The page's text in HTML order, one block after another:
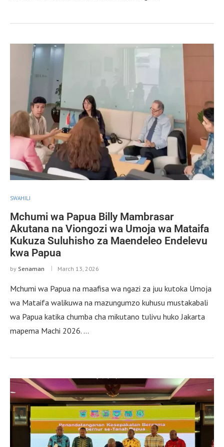
SWAHILI
Mchumi wa Papua Billy Mambrasar
Akutana na Viongozi wa Umoja wa Mataifa
Kukuza Suluhisho za Maendeleo Endelevu
kwa Papua
by Senaman March 13, 2026
Mchumi wa Papua na maafisa wa ngazi za juu kutoka Umoja
wa Mataifa walikuwa na mazungumzo kuhusu mustakabali
wa Papua katika chumba cha mikutano tulivu huko Jakarta
mapema Machi 2026. …